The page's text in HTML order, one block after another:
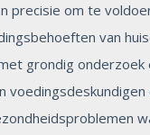
precisie om te
van
grondig onderzoek
voedingsdeskundigen